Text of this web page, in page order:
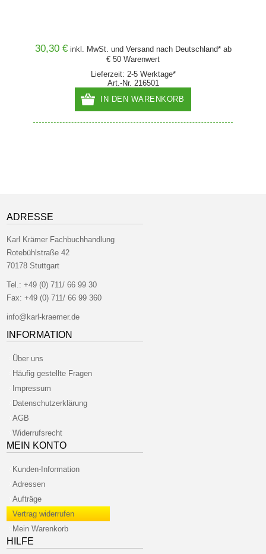
30,30 € inkl. MwSt. und Versand nach Deutschland* ab
€ 50 Warenwert
Lieferzeit: 2-5 Werktage*
Art.-Nr. 216501
IN DEN WARENKORB
ADRESSE
Karl Krämer Fachbuchhandlung
Rotebühlstraße 42
70178 Stuttgart
Tel.:+49 (0) 711/ 66 99 30
Fax: +49 (0) 711/ 66 99 360
info@karl-kraemer.de
INFORMATION
Über uns
Häufig gestellte Fragen
Impressum
Datenschutzerklärung
AGB
Widerrufsrecht
MEIN KONTO
Kunden-Information
Adressen
Aufträge
Vertrag widerrufen
Mein Warenkorb
HILFE